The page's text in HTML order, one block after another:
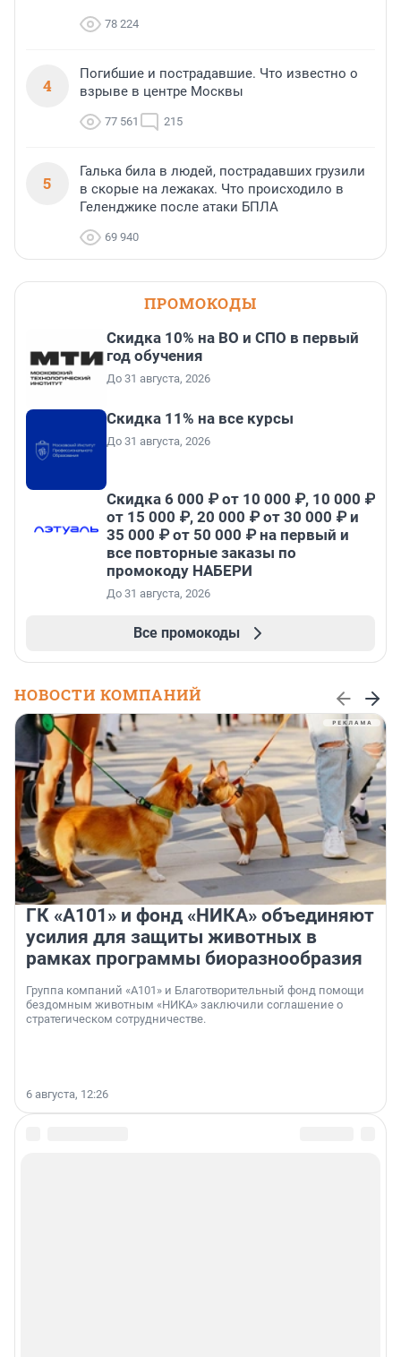
78 224
4
Погибшие и пострадавшие. Что известно о
взрыве в центре Москвы
77 561 215
5
Галька била в людей, пострадавших грузили
в скорые на лежаках. Что происходило в
Геленджике после атаки БПЛА
69 940
ПРОМОКОДЫ
Скидка 10% на ВО и СПО в первый
год обучения
До 31 августа, 2026
Скидка 11% на все курсы
До 31 августа, 2026
Скидка 6 000 ₽ от 10 000 ₽, 10 000 ₽
от 15 000 ₽, 20 000 ₽ от 30 000 ₽ и
35 000 ₽ от 50 000 ₽ на первый и
все повторные заказы по
промокоду НАБЕРИ
До 31 августа, 2026
Все промокоды
НОВОСТИ КОМПАНИЙ
ГК «А101» и фонд «НИКА» объединяют
усилия для защиты животных в
рамках программы биоразнообразия
Группа компаний «А101» и Благотворительный фонд помощи
бездомным животным «НИКА» заключили соглашение о
стратегическом сотрудничестве.
6 августа, 12:26